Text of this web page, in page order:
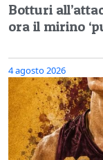
Botturi
ora il mirino
4 agosto 2026